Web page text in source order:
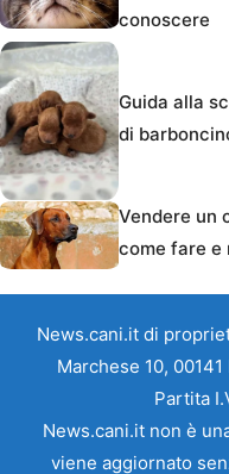
conoscere
Guida alla
di
Vendere un
come fare e
News.cani.it di
Marchese 10,
Partita
News.cani.it non è
viene aggiornato